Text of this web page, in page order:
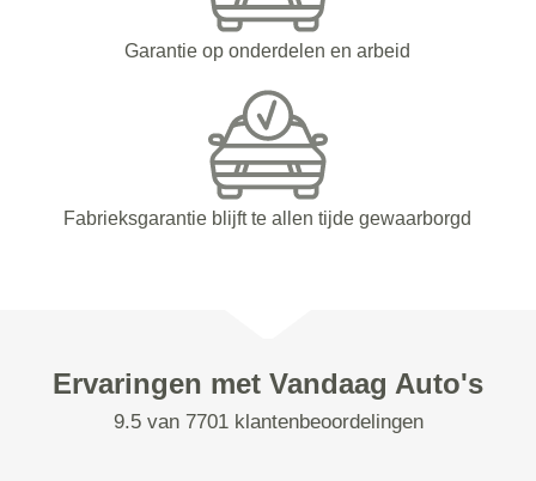
Garantie op onderdelen en arbeid
Fabrieksgarantie blijft te allen tijde gewaarborgd
Ervaringen met Vandaag Auto's
9.5 van 7701 klantenbeoordelingen